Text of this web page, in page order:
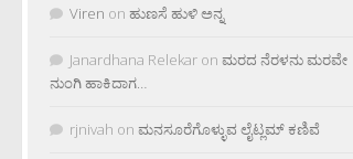
Viren on ಹುಣಸೆ ಹುಳಿ ಅನ್ನ
Janardhana Relekar on ಮರದ ನೆರಳನು ಮರವೇ
ನುಂಗಿ ಹಾಕಿದಾಗ…
rjnivah on ಮನಸೂರೆಗೊಳ್ಳುವ ಲೈಟ್ಲಮ್ ಕಣಿವೆ